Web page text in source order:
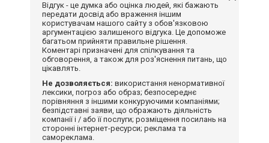
Відгук - це думка або оцінка людей, які бажають
передати досвід або враження іншим
користувачам нашого сайту з обов'язковою
аргументацією залишеного відгука. Це допоможе
багатьом прийняти правильне рішення.
Коментарі призначені для спілкування та
обговорення, а також для роз'яснення питань, що
цікавлять.
Не дозволяється: використання ненормативної
лексики, погроз або образ; безпосереднє
порівняння з іншими конкуруючими компаніями;
безпідставні заяви, що ображають діяльність
компанії і / або її послуги; розміщення посилань на
сторонні інтернет-ресурси; реклама та
самореклама.